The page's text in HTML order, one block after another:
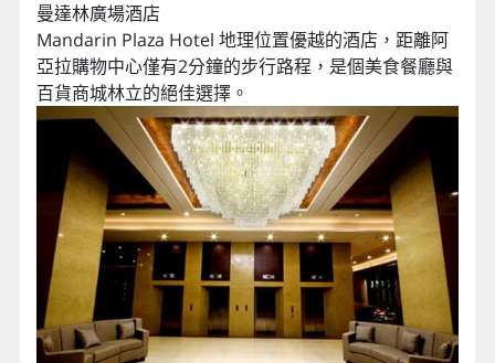
曼達林廣場酒店
Mandarin Plaza Hotel 地理位置優越的酒店，距離阿
亞拉購物中心僅有2分鐘的步行路程，是個美食餐廳與
百貨商城林立的絕佳選擇。